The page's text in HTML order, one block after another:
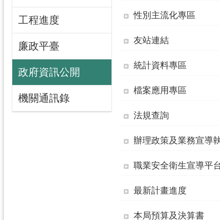
工程進度
廉政平臺
政府資訊公開
機關通訊錄
性別主流化專區
友站連結
統計資料專區
檔案應用專區
法規查詢
辦理政策及業務宣導
職業安全衛生宣導平
最新計畫進度
本局預算及決算書